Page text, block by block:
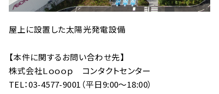
屋上に設置した太陽光発電設備
【本件に関するお問い合わせ先】
株式会社Ｌｏｏｏｐ コンタクトセンター
TEL：03-4577-9001（平日9:00～18:00）